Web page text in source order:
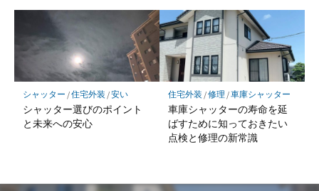
シャッター /住宅外装 /安い
シャッター選びのポイント
と未来への安心
住宅外装 /修理 /車庫シャッター
車庫シャッターの寿命を延
ばすために知っておきたい
点検と修理の新常識